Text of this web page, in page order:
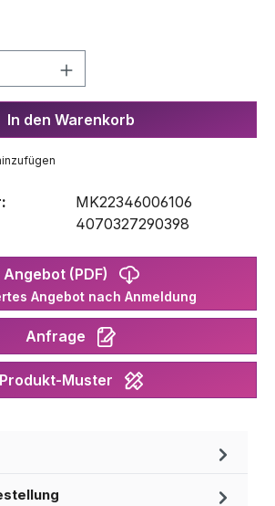
Gib den
In den Warenkorb
MK22346006106
4070327290398
Angebot (PDF)
Angebot nach Anmeldung
Anfrage
Produkt-Muster